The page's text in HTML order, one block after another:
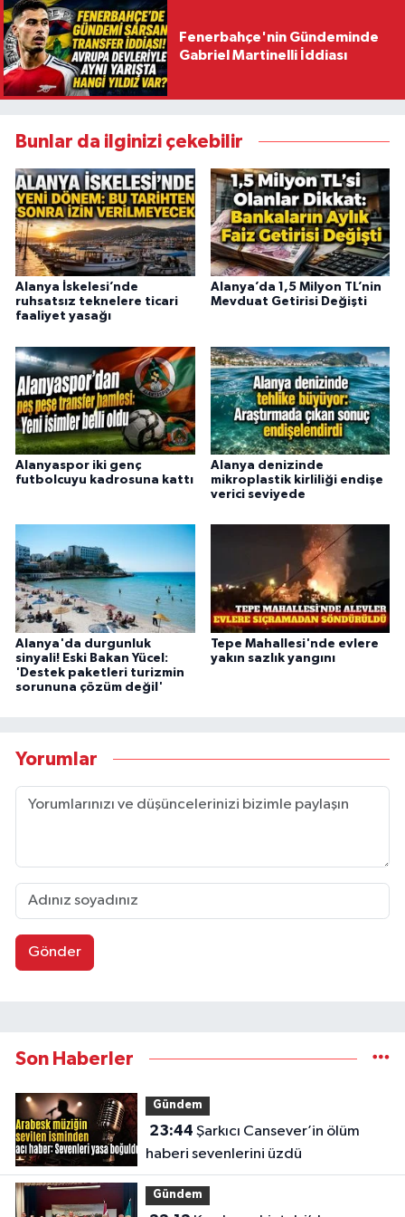
Fenerbahçe'nin Gündeminde
Gabriel Martinelli İddiası
Bunlar da ilginizi çekebilir
Alanya İskelesi’nde
ruhsatsız teknelere ticari
faaliyet yasağı
Alanya’da 1,5 Milyon TL’nin
Mevduat Getirisi Değişti
Alanyaspor iki genç
futbolcuyu kadrosuna kattı
Alanya denizinde
mikroplastik kirliliği endişe
verici seviyede
Alanya'da durgunluk
sinyali! Eski Bakan Yücel:
'Destek paketleri turizmin
sorununa çözüm değil'
Tepe Mahallesi'nde evlere
yakın sazlık yangını
Yorumlar
Gönder
Son Haberler
Gündem
23:44
haberi sevenlerini üzdü
Gündem